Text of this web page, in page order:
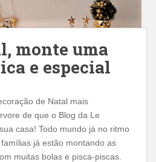
monte uma
e especial
de Natal mais
de que o Blog da Le
casa! Todo mundo já no ritmo
já estão montando as
muitas bolas e pisca-piscas.